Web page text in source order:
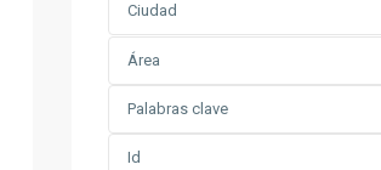
Ciudad
Área